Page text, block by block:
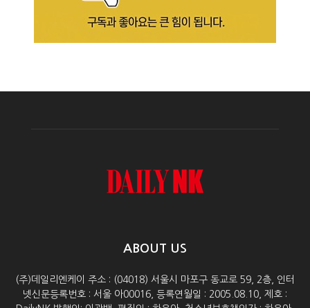
ABOUT US
(주)데일리엔케이 주소 : (04018) 서울시 마포구 동교로 59, 2층, 인터
넷신문등록번호 : 서울 아00016, 등록연월일 : 2005.08.10, 제호 :